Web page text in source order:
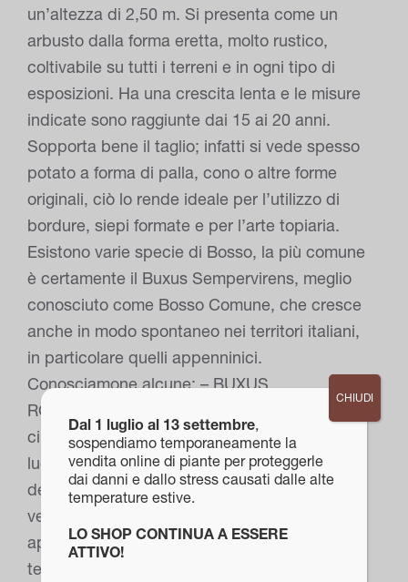
un’altezza di 2,50 m. Si presenta come un
arbusto dalla forma eretta, molto rustico,
coltivabile su tutti i terreni e in ogni tipo di
esposizioni. Ha una crescita lenta e le misure
indicate sono raggiunte dai 15 ai 20 anni.
Sopporta bene il taglio; infatti si vede spesso
potato a forma di palla, cono o altre forme
originali, ciò lo rende ideale per l’utilizzo di
bordure, siepi formate e per l’arte topiaria.
Esistono varie specie di Bosso, la più comune
è certamente il Buxus Sempervirens, meglio
conosciuto come Bosso Comune, che cresce
anche in modo spontaneo nei territori italiani,
in particolare quelli appenninici.
Conosciamone alcune: – BUXUS
ROTUNDIFOLIA Di taglia media, 3,50 metri
circa, presenta delle foglie piccole, rotonde,
lucide e coriacee di colore verde scuro. Fa
dei fiori poco appariscenti, di colore bianco-
verdastro, molto profumati. Predilige zone
aperte e luminose, sopporta bene anche
temperature rigide. – BUXUS
Dal 1 luglio al 13 settembre,
sospendiamo temporaneamente la
vendita online di piante per proteggerle
dai danni e dallo stress causati dalle alte
temperature estive.
LO SHOP CONTINUA A ESSERE
ATTIVO!
CHIUDI